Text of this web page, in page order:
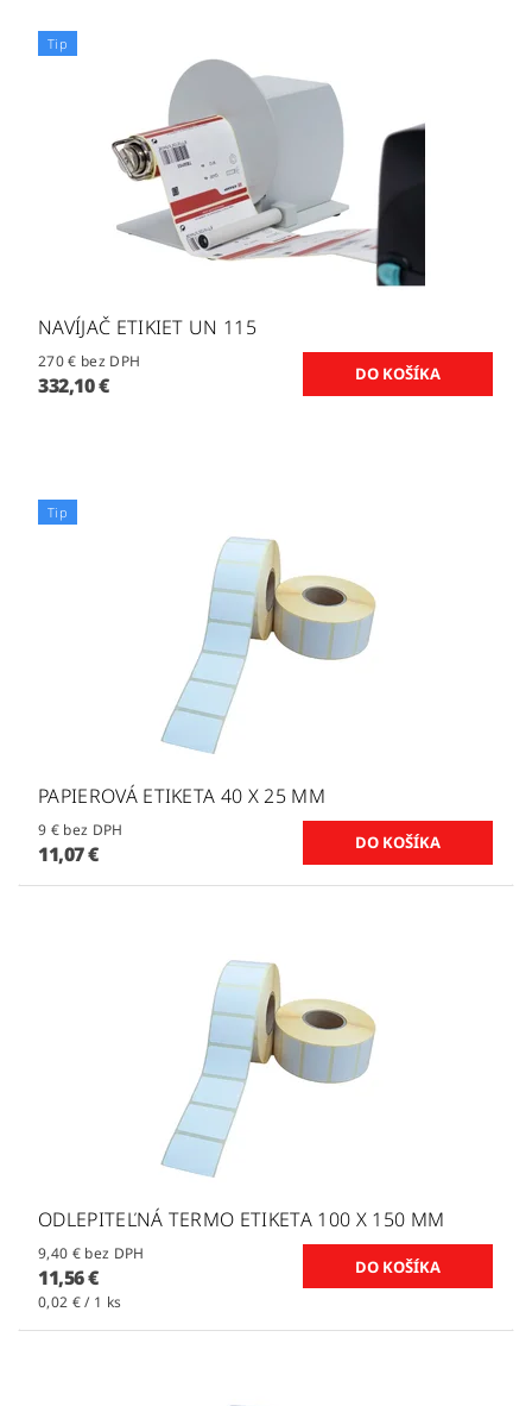
Tip
NAVÍJAČ ETIKIET UN 115
270 € bez DPH
332,10 €
Tip
PAPIEROVÁ ETIKETA 40 X 25 MM
9 € bez DPH
11,07 €
ODLEPITEĽNÁ TERMO ETIKETA 100 X 150 MM
9,40 € bez DPH
11,56 €
0,02 € / 1 ks